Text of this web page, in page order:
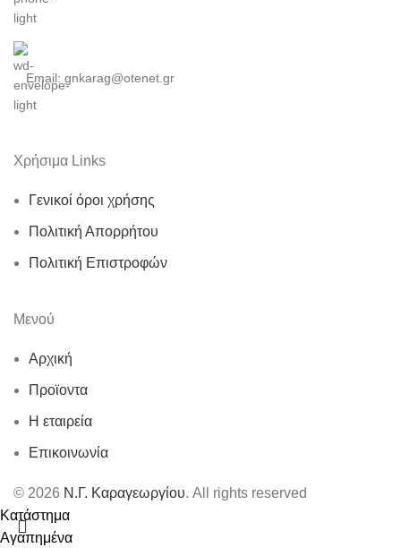
Email: gnkarag@otenet.gr
Χρήσιμα Links
Γενικοί όροι χρήσης
Πολιτική Απορρήτου
Πολιτική Επιστροφών
Μενού
Αρχική
Προϊοντα
Η εταιρεία
Επικοινωνία
© 2026 Ν.Γ. Καραγεωργίου. All rights reserved
Κατάστημα
Αγαπημένα